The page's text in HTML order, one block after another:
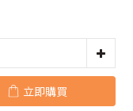
立即購買